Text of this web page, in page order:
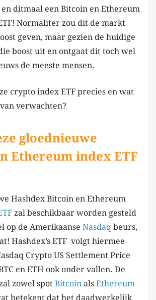
ditmaal een Bitcoin en Ethereum
Normaliter zou dit de markt
geven, maar gezien de huidige
boost uit en ontgaat dit toch wel
de meeste mensen.
crypto index ETF precies en wat
verwachten?
gloednieuwe
Ethereum index ETF
Hashdex Bitcoin en Ethereum
zal beschikbaar worden gesteld
op de Amerikaanse Nasdaq beurs,
Hashdex’s ETF volgt hiermee
Crypto US Settlement Price
en ETH ook onder vallen. De
zowel spot Bitcoin als Ethereum
betekent dat het daadwerkelijk